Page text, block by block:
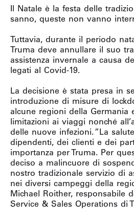
Il Natale è la festa delle
sanno, queste non vanno
Tuttavia, durante il periodo
Truma deve annullare il suo
assistenza invernale a causa
legati al Covid-19.
La decisione è stata presa in
introduzione di misure di
alcune regioni della Germania
limitazioni ai viaggi nonché
delle nuove infezioni. ”La
dipendenti, dei clienti e dei
importanza per Truma. Per
deciso a malincuore di
nostro tradizionale servizio di
nei diversi campeggi della
Michael Roither, responsabile
Service & Sales Operations di